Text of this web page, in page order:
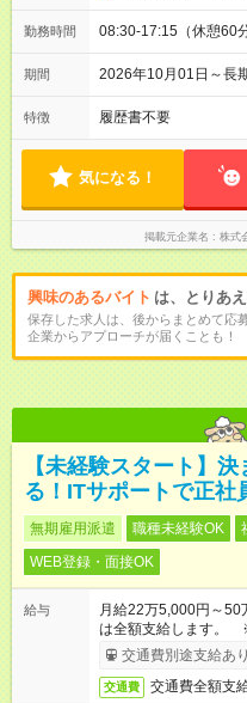
勤務時間 08:30-17:15（休憩60
期間 2026年10月01日～
特徴 履歴書不要
気になる！
掲載元企業名 株式
興味のあるバイト は、とりあ
保存した求人は、後からまとめて応
企業からアプローチが届くことも！
【未経験スタート】
る！ITサポートで正社
無期雇用派遣 職種未経験OK
WEB登録・面接OK
給与
月給22万5,000円～
は全額支給します。
考慮して加給・優遇し
交通費別途支給あり
交通費 交通費全額支